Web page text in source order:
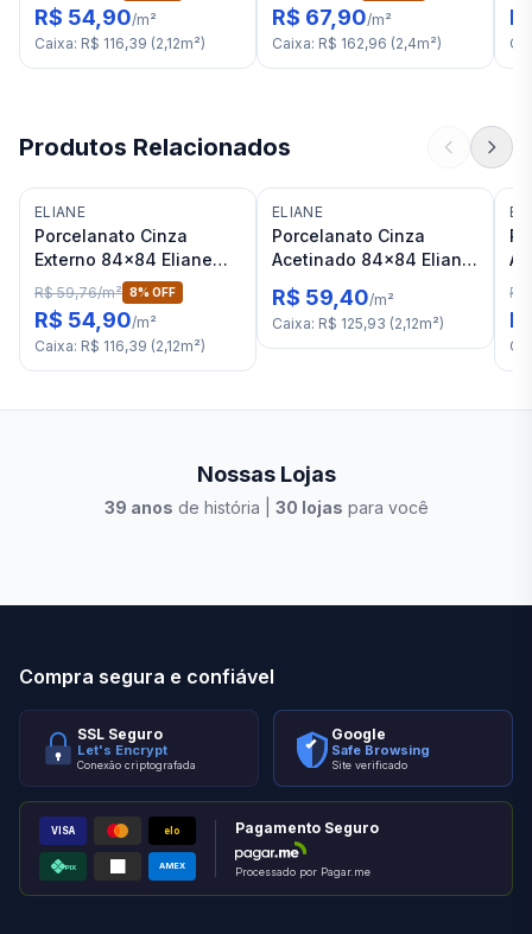
"C"
R$ 54,90/m²
Caixa: R$ 116,39 (2,12m²)
"C"
R$ 67,90/m²
Caixa: R$ 162,96 (2,4m²)
Produtos Relacionados
ELIANE
Porcelanato Cinza
Externo 84x84 Eliane
Metrópole Portland RET
"C"
R$ 59,76/m² 8% OFF
R$ 54,90/m²
Caixa: R$ 116,39 (2,12m²)
ELIANE
Porcelanato Cinza
Acetinado 84x84 Eliane
Metropol Portland RET
"C"
R$ 59,40/m²
Caixa: R$ 125,93 (2,12m²)
R$
Nossas Lojas
39 anos de história | 30 lojas para você
Compra segura e confiável
SSL Seguro
Let's Encrypt
Conexão criptografada
Google
Safe Browsing
Site verificado
VISA elo
PIX AMEX
Pagamento Seguro
Processado por Pagar.me